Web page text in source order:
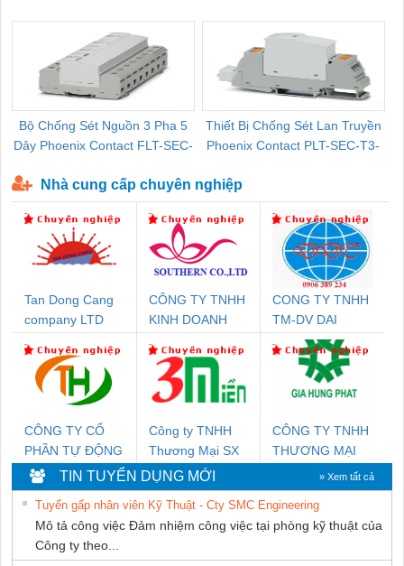
Bộ Chống Sét Nguồn 3 Pha 5
Dây Phoenix Contact FLT-SEC-
Thiết Bị Chống Sét Lan Truyền
Phoenix Contact PLT-SEC-T3-
Nhà cung cấp chuyên nghiệp
Tan Dong Cang
company LTD
CÔNG TY TNHH
KINH DOANH
PHƯƠNG NAM
CONG TY TNHH
TM-DV DAI
DONG THANH
CÔNG TY CỔ
PHẦN TỰ ĐỘNG
TIẾN HƯNG
Công ty TNHH
Thương Mại SX
Ba Miền
CÔNG TY TNHH
THƯƠNG MẠI
DỊCH VỤ KỸ
THUẬT ĐIỆN CƠ
GIA HƯNG
PHÁT
TIN TUYỂN DỤNG MỚI » Xem tất cả
Tuyển gấp nhân viên Kỹ Thuật - Cty SMC Engineering
Mô tả công việc Đảm nhiệm công việc tại phòng kỹ thuật của
Công ty theo...